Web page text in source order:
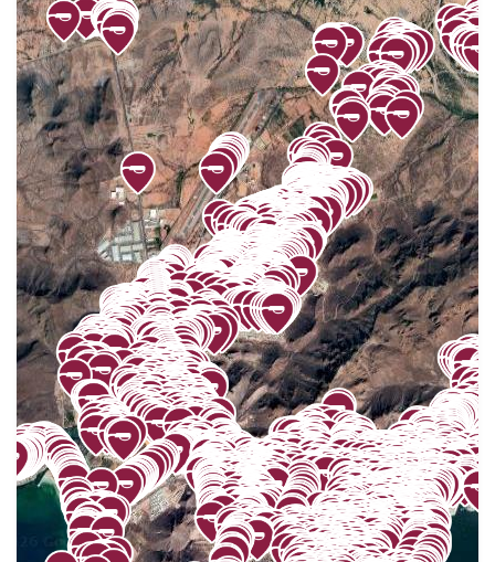
COSTA AZUL 42
DIAMANTE 68
EDMUNDO SÁNCHEZ 13
EL ALAMO 8
EL ARROYO 13
EL CASTILLO 4
EL CENTINELA 35
EL DORADO 32
EL MIRADOR 2
EL RASTRO 65
EL ROBLE 26
EL YAQUI 15
ESTACIÓN OROZ 13
ESTEBAN BOCA CALDERÓN 16
FOVISSSTE 60
FRACCIONAMIENTO EL ÁLAMO 3